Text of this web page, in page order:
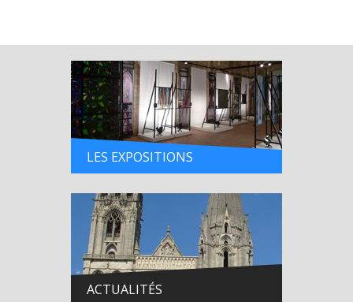
LES EXPOSITIONS
ACTUALITÉS